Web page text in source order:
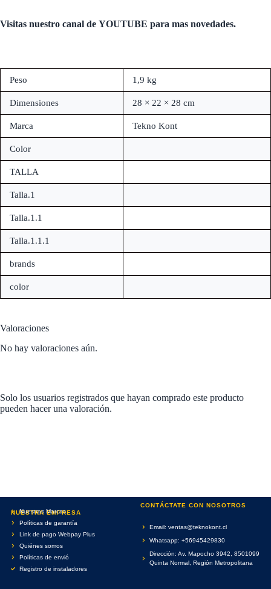
Visitas nuestro canal de YOUTUBE para mas novedades.
Peso 1,9 kg
Dimensiones 28 × 22 × 28 cm
Marca Tekno Kont
Color
TALLA
Talla.1
Talla.1.1
Talla.1.1.1
brands
color
Valoraciones
No hay valoraciones aún.
Solo los usuarios registrados que hayan comprado este producto
pueden hacer una valoración.
NUESTRA EMPRESA
Nuestras Marcas
Políticas de garantía
Link de pago Webpay Plus
Quiénes somos
Políticas de envió
Registro de instaladores
CONTÁCTATE CON NOSOTROS
Email: ventas@teknokont.cl
Whatsapp: +56945429830
Dirección: Av. Mapocho 3942, 8501099
Quinta Normal, Región Metropolitana